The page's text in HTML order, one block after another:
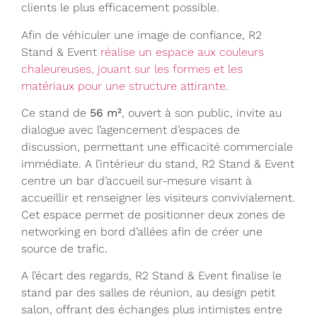
clients le plus efficacement possible.
Afin de véhiculer une image de confiance, R2
Stand & Event réalise un espace aux couleurs
chaleureuses, jouant sur les formes et les
matériaux pour une structure attirante.
Ce stand de 56 m², ouvert à son public, invite au
dialogue avec l’agencement d’espaces de
discussion, permettant une efficacité commerciale
immédiate. A l’intérieur du stand, R2 Stand & Event
centre un bar d’accueil sur-mesure visant à
accueillir et renseigner les visiteurs convivialement.
Cet espace permet de positionner deux zones de
networking en bord d’allées afin de créer une
source de trafic.
A l’écart des regards, R2 Stand & Event finalise le
stand par des salles de réunion, au design petit
salon, offrant des échanges plus intimistes entre